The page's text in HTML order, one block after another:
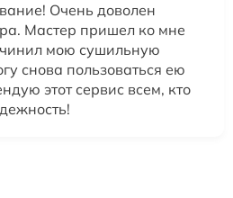
Очень доволен
Мастер пришел ко мне
мою сушильную
снова пользоваться ею
этот сервис всем, кто